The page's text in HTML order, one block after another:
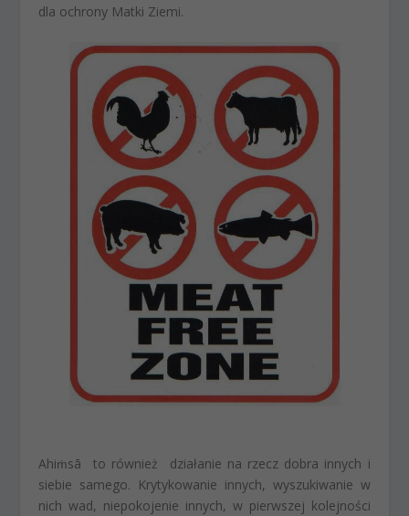
dla ochrony Matki Ziemi.
Ahiṁsā to również
działanie na rzecz dobra innych i
siebie samego. Krytykowanie innych, wyszukiwanie w
nich wad, niepokojenie innych, w pierwszej kolejności